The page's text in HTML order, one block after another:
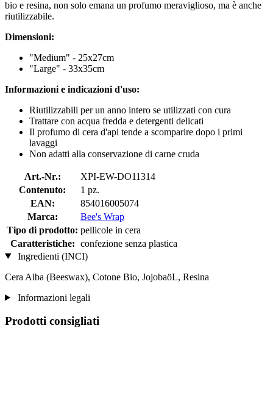
bio e resina, non solo emana un profumo meraviglioso, ma è anche
riutilizzabile.
Dimensioni:
"Medium" - 25x27cm
"Large" - 33x35cm
Informazioni e indicazioni d'uso:
Riutilizzabili per un anno intero se utilizzati con cura
Trattare con acqua fredda e detergenti delicati
Il profumo di cera d'api tende a scomparire dopo i primi
lavaggi
Non adatti alla conservazione di carne cruda
Art.-Nr.:
XPI-EW-DO11314
Contenuto:
1 pz.
EAN:
854016005074
Marca:
Bee's Wrap
Tipo di prodotto: pellicole in cera
Caratteristiche: confezione senza plastica
Ingredienti (INCI)
Cera Alba (Beeswax), Cotone Bio, JojobaöL, Resina
Informazioni legali
Prodotti consigliati